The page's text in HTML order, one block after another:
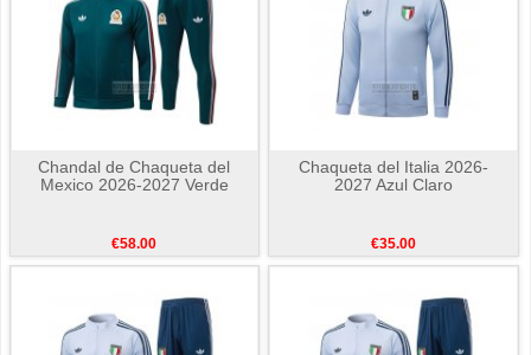
Chandal de Chaqueta del
Mexico 2026-2027 Verde
€58.00
Chaqueta del Italia 2026-
2027 Azul Claro
€35.00